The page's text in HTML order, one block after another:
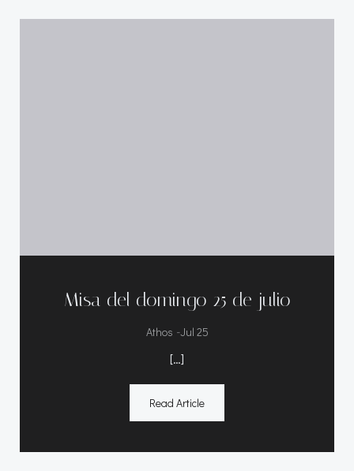
Misa del domingo 25 de julio
Athos -Jul 25
[…]
Read Article